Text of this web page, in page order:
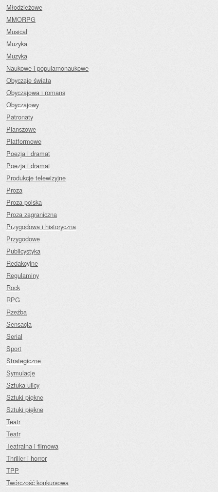
Młodzieżowe
MMORPG
Musical
Muzyka
Muzyka
Naukowe i popularnonaukowe
Obyczaje świata
Obyczajowa i romans
Obyczajowy
Patronaty
Planszowe
Platformowe
Poezja i dramat
Poezja i dramat
Produkcje telewizyjne
Proza
Proza polska
Proza zagraniczna
Przygodowa i historyczna
Przygodowe
Publicystyka
Redakcyjne
Regulaminy
Rock
RPG
Rzeźba
Sensacja
Serial
Sport
Strategiczne
Symulacje
Sztuka ulicy
Sztuki piękne
Sztuki piękne
Teatr
Teatr
Teatralna i filmowa
Thriller i horror
TPP
Twórczość konkursowa